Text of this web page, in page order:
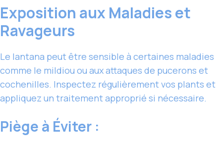
Exposition aux Maladies et
Ravageurs
Le lantana peut être sensible à certaines maladies
comme le mildiou ou aux attaques de pucerons et
cochenilles. Inspectez régulièrement vos plants et
appliquez un traitement approprié si nécessaire.
Piège à Éviter :